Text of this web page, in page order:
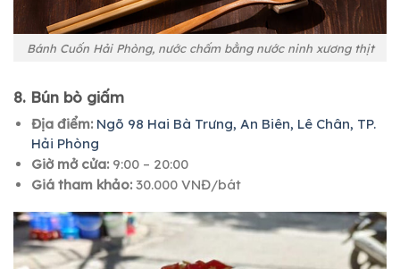
Bánh Cuốn Hải Phòng, nước chấm bằng nước ninh xương thịt
8. Bún bò giấm
Địa điểm: Ngõ 98 Hai Bà Trưng, An Biên, Lê Chân, TP.
Hải Phòng
Giờ mở cửa:9:00 – 20:00
Giá tham khảo:30.000 VNĐ/bát